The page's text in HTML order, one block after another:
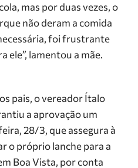
mas por duas vezes, o
não deram a comida
foi frustrante
ele”, lamentou a mãe.
pais, o vereador Ítalo
a aprovação um
28/3, que assegura à
o próprio lanche para a
Boa Vista, por conta